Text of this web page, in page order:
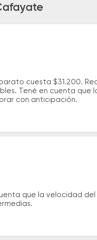
cuesta $31.200.
Tené en cuenta que
con anticipación.
que la velocidad del